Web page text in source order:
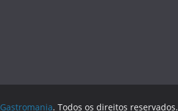
Gastromania. Todos os direitos reservados.